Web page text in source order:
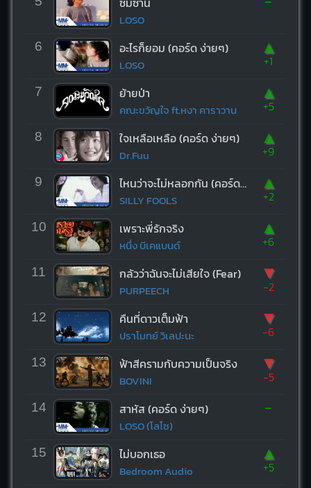
LOSO
6 อะไรก็ยอม (คอร์ด ง่ายๆ)
LOSO
▲
+1
7 ย้ายป่า
คณะขวัญใจ ft.หงา คาราวาน
▲
+5
8 ใจเหลือเหลือ (คอร์ด ง่ายๆ)
Dr.Fuu
▲
+9
9 ไหนว่าจะไม่หลอกกัน (คอร์ด ง่ายๆ)
SILLY FOOLS
▲
+2
10 เพราะพี่รักจริง
หนึ่ง บีเคแบนด์
▲
+6
11 กลัวว่าฉันจะไม่เสียใจ (Fear)
PURPEECH
▼
-2
12 คืนที่ดาวเต็มฟ้า
ปราโมทย์ วิเลปะนะ
▼
-6
13 ฟ้าสีครามกับความเป็นจริง
BOVINI
▼
-5
14 สาหัส (คอร์ด ง่ายๆ)
LOSO (โลโซ)
-
15 ไม่บอกเธอ
Bedroom Audio
▲
+5